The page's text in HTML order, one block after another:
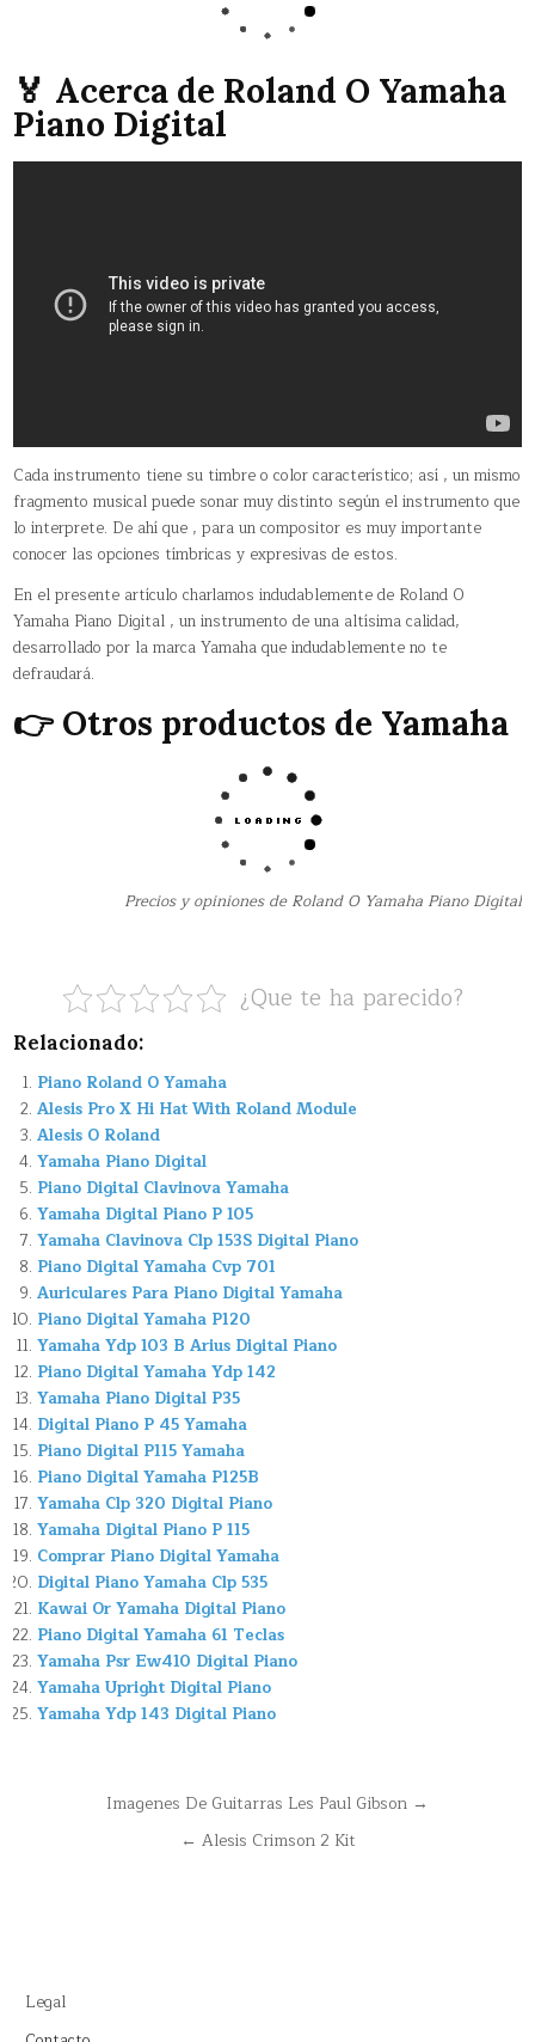
🏅 Acerca de Roland O Yamaha
Piano Digital
Cada instrumento tiene su timbre o color característico; así , un mismo
fragmento musical puede sonar muy distinto según el instrumento que
lo interprete. De ahí que , para un compositor es muy importante
conocer las opciones tímbricas y expresivas de estos.
En el presente artículo charlamos indudablemente de Roland O
Yamaha Piano Digital , un instrumento de una altísima calidad,
desarrollado por la marca Yamaha que indudablemente no te
defraudará.
👉 Otros productos de Yamaha
Precios y opiniones de Roland O Yamaha Piano Digital
¿Que te ha parecido?
Relacionado:
Piano Roland O Yamaha
Alesis Pro X Hi Hat With Roland Module
Alesis O Roland
Yamaha Piano Digital
Piano Digital Clavinova Yamaha
Yamaha Digital Piano P 105
Yamaha Clavinova Clp 153S Digital Piano
Piano Digital Yamaha Cvp 701
Auriculares Para Piano Digital Yamaha
Piano Digital Yamaha P120
Yamaha Ydp 103 B Arius Digital Piano
Piano Digital Yamaha Ydp 142
Yamaha Piano Digital P35
Digital Piano P 45 Yamaha
Piano Digital P115 Yamaha
Piano Digital Yamaha P125B
Yamaha Clp 320 Digital Piano
Yamaha Digital Piano P 115
Comprar Piano Digital Yamaha
Digital Piano Yamaha Clp 535
Kawai Or Yamaha Digital Piano
Piano Digital Yamaha 61 Teclas
Yamaha Psr Ew410 Digital Piano
Yamaha Upright Digital Piano
Yamaha Ydp 143 Digital Piano
Navegación
Imagenes De Guitarras Les Paul Gibson →
← Alesis Crimson 2 Kit
Legal